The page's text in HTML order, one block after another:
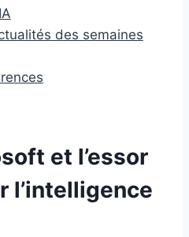
des semaines
et l’essor
l’intelligence